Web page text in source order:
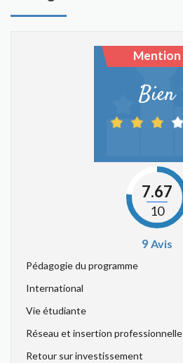
Mention
Bien
7.67
10
9Avis
Pédagogie du programme
International
Vie étudiante
Réseau et insertion professionnelle
Retour sur investissement